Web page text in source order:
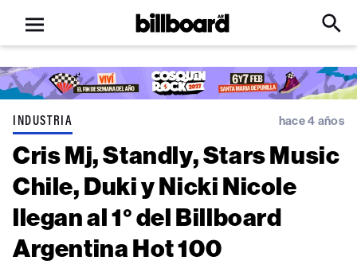
Open
menu
Billboard
Click
Input
INDUSTRIA hace 4 años
Cris Mj, Standly, Stars Music
Chile, Duki y Nicki Nicole
llegan al 1° del Billboard
Argentina Hot 100